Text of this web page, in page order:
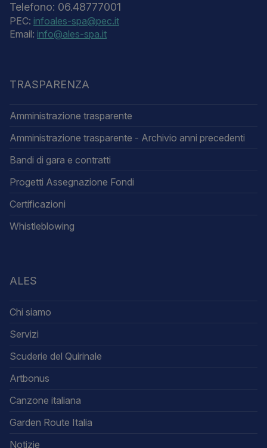
Telefono: 06.48777001
PEC: infoales-spa@pec.it
Email: info@ales-spa.it
TRASPARENZA
Amministrazione trasparente
Amministrazione trasparente - Archivio anni precedenti
Bandi di gara e contratti
Progetti Assegnazione Fondi
Certificazioni
Whistleblowing
ALES
Chi siamo
Servizi
Scuderie del Quirinale
Artbonus
Canzone italiana
Garden Route Italia
Notizie